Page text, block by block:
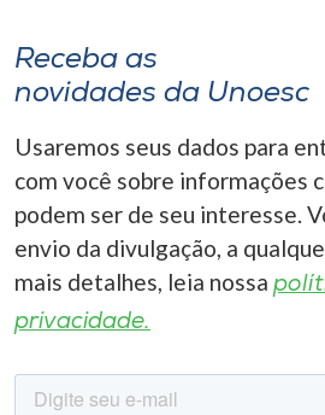
Receba as
novidades da Unoesc
Usaremos seus dados para
com você sobre informações
podem ser de seu interesse.
envio da divulgação, a
mais detalhes, leia nossa
privacidade.